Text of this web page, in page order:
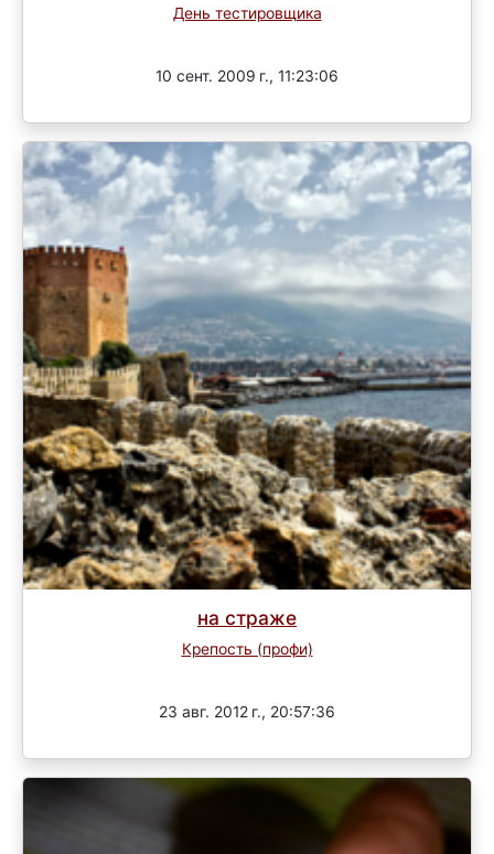
День тестировщика
10 сент. 2009 г., 11:23:06
на страже
Крепость (профи)
23 авг. 2012 г., 20:57:36